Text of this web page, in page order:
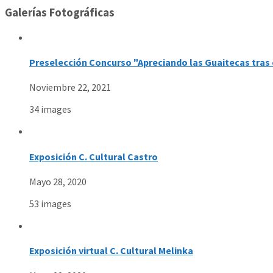
Galerías Fotográficas
Preselección Concurso "Apreciando las Guaitecas
Noviembre 22, 2021
34 images
Exposición C. Cultural Castro
Mayo 28, 2020
53 images
Exposición virtual C. Cultural Melinka